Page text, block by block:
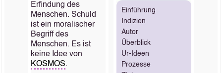
Erfindung des
Menschen. Schuld
ist ein moralischer
Begriff des
Menschen. Es ist
keine Idee von
KOSMOS.
Einführung
Indizien
Autor
Überblick
Ur-Ideen
Prozesse